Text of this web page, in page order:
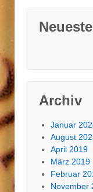
Archiv
Januar
August
April 2019
März 2019
Februar
November